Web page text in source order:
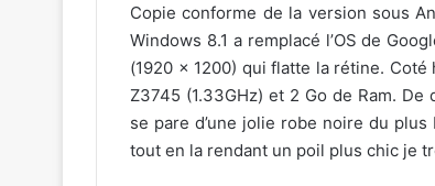
Copie conforme de la version sous
Windows 8.1 a remplacé l’OS de
(1920 x 1200) qui flatte la rétine. Coté
Z3745 (1.33GHz) et 2 Go de Ram.
se pare d’une jolie robe noire du
tout en la rendant un poil plus chic je